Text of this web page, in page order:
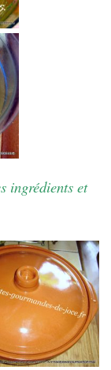
ingrédients et